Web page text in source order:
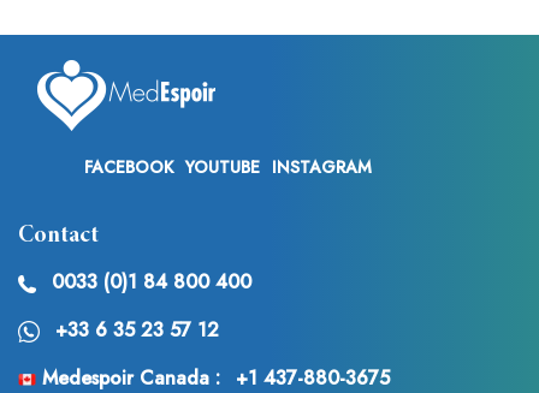
FACEBOOK YOUTUBE INSTAGRAM
Contact
0033 (0)1 84 800 400
+33 6 35 23 57 12
Medespoir Canada :
+1 437-880-3675